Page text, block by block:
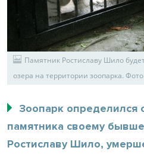
Памятник Ростиславу Шило
озера на территории зоопарка.
Зоопарк определился
памятника своему
Ростиславу Шило,